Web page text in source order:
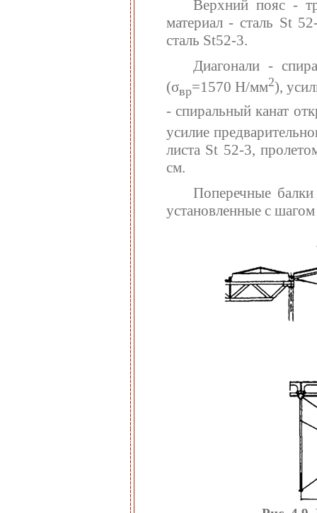
Верхний пояс -
материал - сталь St
сталь St52-3.
Диагонали -
(σвр=1570 Н/мм2),
- спиральный канат
усилие
листа St 52-3,
см.
Поперечные
установленные с